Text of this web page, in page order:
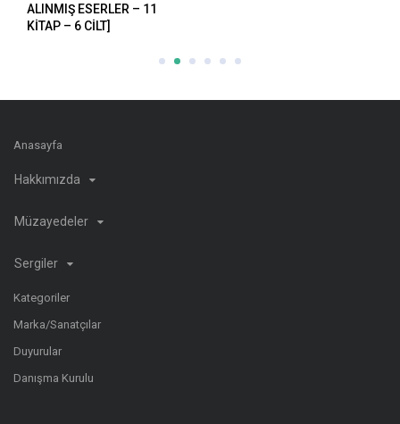
ALINMIŞ ESERLER – 11
KİTAP – 6 CİLT]
Anasayfa
Hakkımızda
Müzayedeler
Sergiler
Kategoriler
Marka/Sanatçılar
Duyurular
Danışma Kurulu